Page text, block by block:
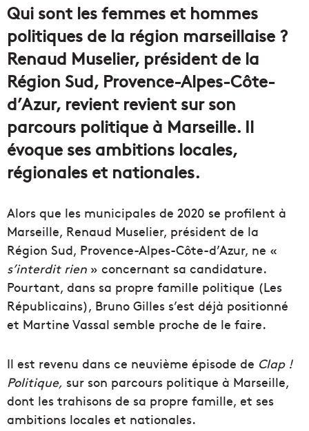
Qui sont les femmes et hommes
politiques de la région marseillaise ?
Renaud Muselier, président de la
Région Sud, Provence-Alpes-Côte-
d’Azur, revient revient sur son
parcours politique à Marseille. Il
évoque ses ambitions locales,
régionales et nationales.
Alors que les municipales de 2020 se profilent à
Marseille, Renaud Muselier, président de la
Région Sud, Provence-Alpes-Côte-d’Azur, ne «
s’interdit rien » concernant sa candidature.
Pourtant, dans sa propre famille politique (Les
Républicains), Bruno Gilles s’est déjà positionné
et Martine Vassal semble proche de le faire.
Il est revenu dans ce neuvième épisode de Clap !
Politique, sur son parcours politique à Marseille,
dont les trahisons de sa propre famille, et ses
ambitions locales et nationales.